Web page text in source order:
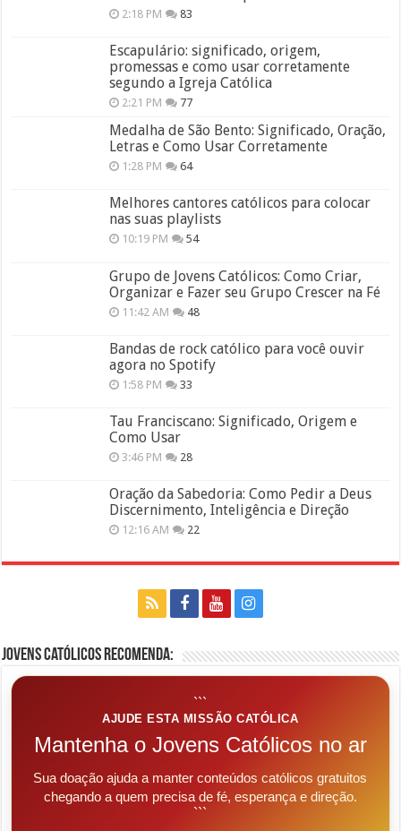
2:18 PM 83
Escapulário: significado, origem,
promessas e como usar corretamente
segundo a Igreja Católica
2:21 PM 77
Medalha de São Bento: Significado, Oração,
Letras e Como Usar Corretamente
1:28 PM 64
Melhores cantores católicos para colocar
nas suas playlists
10:19 PM 54
Grupo de Jovens Católicos: Como Criar,
Organizar e Fazer seu Grupo Crescer na Fé
11:42 AM 48
Bandas de rock católico para você ouvir
agora no Spotify
1:58 PM 33
Tau Franciscano: Significado, Origem e
Como Usar
3:46 PM 28
Oração da Sabedoria: Como Pedir a Deus
Discernimento, Inteligência e Direção
12:16 AM 22
Jovens Católicos Recomenda:
```
AJUDE ESTA MISSÃO CATÓLICA
Mantenha o Jovens Católicos no ar
Sua doação ajuda a manter conteúdos católicos gratuitos
chegando a quem precisa de fé, esperança e direção.
```